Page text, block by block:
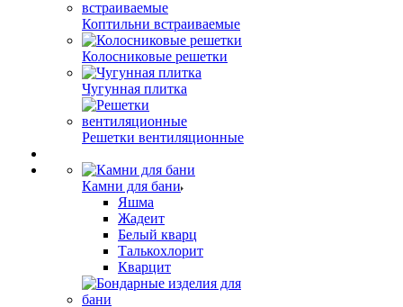
Коптильни встраиваемые
Колосниковые решетки
Чугунная плитка
Решетки вентиляционные
Камни для бани
Яшма
Жадеит
Белый кварц
Талькохлорит
Кварцит